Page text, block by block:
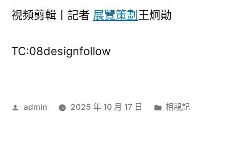
視頻剪輯丨記者 展覽策劃 王炯勛
TC:08designfollow
作
admin 2025 年 10 月 17 日
分
相親記